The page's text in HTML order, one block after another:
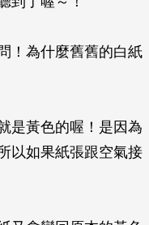
！為什麼舊舊的白紙
是黃色的喔！是因為
以如果紙張跟空氣接